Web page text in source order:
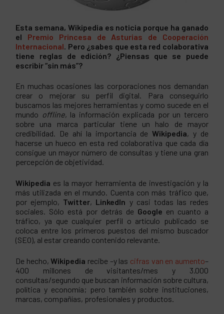
Esta semana, Wikipedia es noticia porque ha ganado
el Premio Princesa de Asturias de Cooperación
Internacional . Pero ¿sabes que esta red colaborativa
tiene reglas de edición? ¿Piensas que se puede
escribir “sin más”?
En muchas ocasiones las corporaciones nos demandan
crear o mejorar su perfil digital. Para conseguirlo
buscamos las mejores herramientas y como sucede en el
mundo offline, la información explicada por un tercero
sobre una marca particular tiene un halo de mayor
credibilidad. De ahí la importancia deWikipedia, y de
hacerse un hueco en esta red colaborativa que cada día
consigue un mayor número de consultas y tiene una gran
percepción de objetividad.
Wikipedia es la mayor herramienta de investigación y la
más utilizada en el mundo. Cuenta con más tráfico que,
por ejemplo, Twitter, LinkedIn y casi todas las redes
sociales. Sólo está por detrás de Google en cuanto a
tráfico, ya que cualquier perfil o artículo publicado se
coloca entre los primeros puestos del mismo buscador
(SEO), al estar creando contenido relevante.
De hecho,Wikipedia recibe –y las cifras van en aumento–
400 millones de visitantes/mes y 3.000
consultas/segundo que buscan información sobre cultura,
política y economía; pero también sobre instituciones,
marcas, compañías, profesionales y productos.